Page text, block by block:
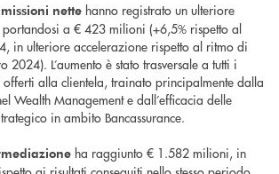
nette hanno registrato un ulteriore
portandosi a € 423 milioni (+6,5% rispetto al
in ulteriore accelerazione rispetto al ritmo di
2024). L’aumento è stato trasversale a tutti i
alla clientela, trainato principalmente dalla
Wealth Management e dall’efficacia delle
in ambito Bancassurance.
ha raggiunto € 1.582 milioni, in